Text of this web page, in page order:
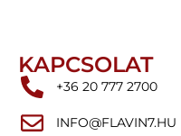
KAPCSOLAT
+36 20 777 2700
INFO@FLAVIN7.HU